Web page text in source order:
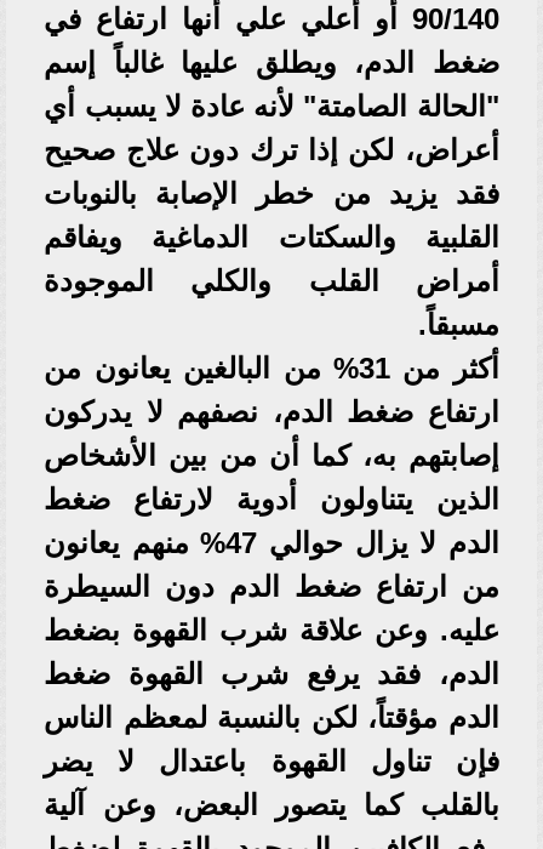
90/140 أو أعلي علي أنها ارتفاع في
ضغط الدم، ويطلق عليها غالباً إسم
"الحالة الصامتة" لأنه عادة لا يسبب أي
أعراض، لكن إذا ترك دون علاج صحيح
فقد يزيد من خطر الإصابة بالنوبات
القلبية والسكتات الدماغية ويفاقم
أمراض القلب والكلي الموجودة
مسبقاً.
أكثر من 31% من البالغين يعانون من
ارتفاع ضغط الدم، نصفهم لا يدركون
إصابتهم به، كما أن من بين الأشخاص
الذين يتناولون أدوية لارتفاع ضغط
الدم لا يزال حوالي 47% منهم يعانون
من ارتفاع ضغط الدم دون السيطرة
عليه. وعن علاقة شرب القهوة بضغط
الدم، فقد يرفع شرب القهوة ضغط
الدم مؤقتاً، لكن بالنسبة لمعظم الناس
فإن تناول القهوة باعتدال لا يضر
بالقلب كما يتصور البعض، وعن آلية